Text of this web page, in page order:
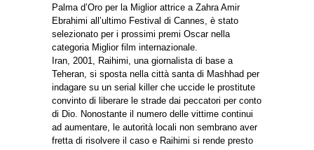
Palma d’Oro per la Miglior attrice a Zahra Amir
Ebrahimi all’ultimo Festival di Cannes, è stato
selezionato per i prossimi premi Oscar nella
categoria Miglior film internazionale.
Iran, 2001, Raihimi, una giornalista di base a
Teheran, si sposta nella città santa di Mashhad per
indagare su un serial killer che uccide le prostitute
convinto di liberare le strade dai peccatori per conto
di Dio. Nonostante il numero delle vittime continui
ad aumentare, le autorità locali non sembrano aver
fretta di risolvere il caso e Raihimi si rende presto